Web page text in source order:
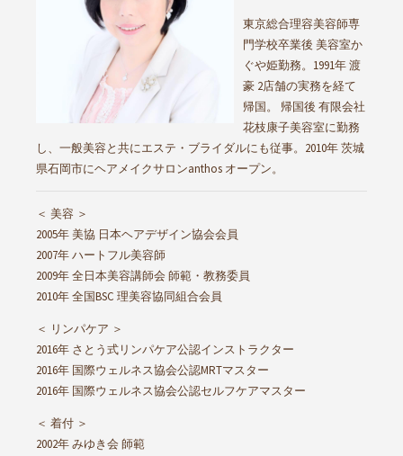
東京総合理容美容師専
門学校卒業後 美容室か
ぐや姫勤務。1991年 渡
豪 2店舗の実務を経て
帰国。 帰国後 有限会社
花枝康子美容室に勤務
し、一般美容と共にエステ・ブライダルにも従事。2010年 茨城
県石岡市にヘアメイクサロンanthos オープン。
＜ 美容 ＞
2005年 美協 日本ヘアデザイン協会会員
2007年 ハートフル美容師
2009年 全日本美容講師会 師範・教務委員
2010年 全国BSC 理美容協同組合会員
＜ リンパケア ＞
2016年 さとう式リンパケア公認インストラクター
2016年 国際ウェルネス協会公認MRTマスター
2016年 国際ウェルネス協会公認セルフケアマスター
＜ 着付 ＞
2002年 みゆき会 師範